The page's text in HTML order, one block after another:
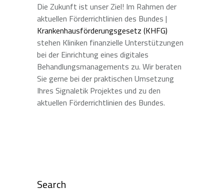
Die Zukunft ist unser Ziel! Im Rahmen der
aktuellen Förderrichtlinien des Bundes |
Krankenhausförderungsgesetz (KHFG)
stehen Kliniken finanzielle Unterstützungen
bei der Einrichtung eines digitales
Behandlungsmanagements zu. Wir beraten
Sie gerne bei der praktischen Umsetzung
Ihres Signaletik Projektes und zu den
aktuellen Förderrichtlinien des Bundes.
Search